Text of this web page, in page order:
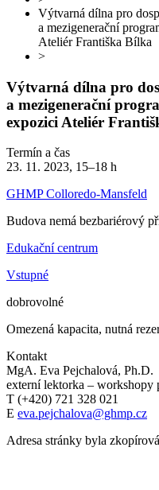
Výtvarná dílna pro
a mezigenerační
Ateliér Františka Bílka
>
Výtvarná dílna pro
a mezigenerační
expozici Ateliér
Termín a čas
23. 11. 2023, 15–18 h
GHMP Colloredo-Mansfeld
Budova nemá bezbariérový
Edukační centrum
Vstupné
dobrovolné
Omezená kapacita, nutná
Kontakt
MgA. Eva Pejchalová, Ph.D.
externí lektorka – workshopy
T (+420) 721 328 021
E eva.pejchalova@ghmp.cz
Adresa stránky byla